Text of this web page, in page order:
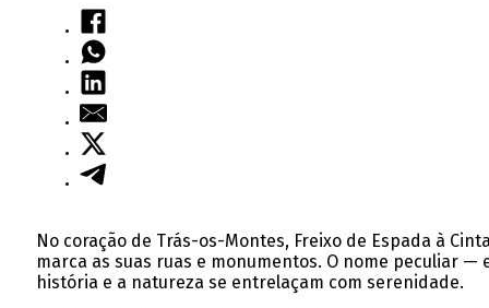
No coração de Trás-os-Montes, Freixo de Espada à
marca as suas ruas e monumentos. O nome peculiar
história e a natureza se entrelaçam com serenidade.